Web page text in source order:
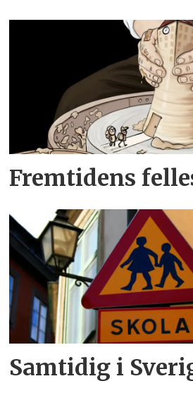
Fremtidens
Samtidig i